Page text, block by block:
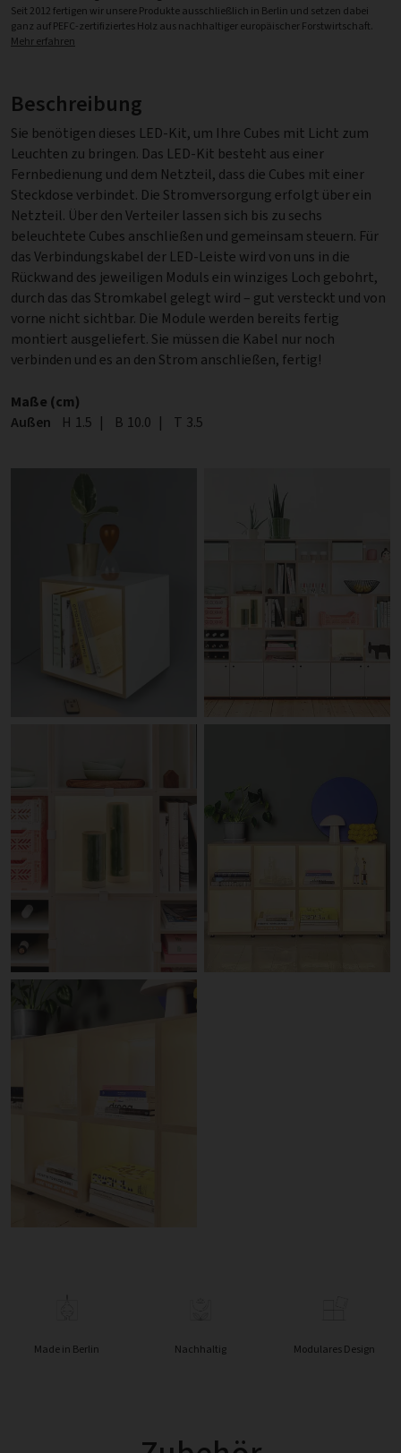
Seit 2012 fertigen wir unsere Produkte ausschließlich in Berlin und setzen dabei
ganz auf PEFC-zertifiziertes Holz aus nachhaltiger europäischer Forstwirtschaft.
Mehr erfahren
Beschreibung
Sie benötigen dieses LED-Kit, um Ihre Cubes mit Licht zum
Leuchten zu bringen. Das LED-Kit besteht aus einer
Fernbedienung und dem Netzteil, dass die Cubes mit einer
Steckdose verbindet. Die Stromversorgung erfolgt über ein
Netzteil. Über den Verteiler lassen sich bis zu sechs
beleuchtete Cubes anschließen und gemeinsam steuern. Für
das Verbindungskabel der LED-Leiste wird von uns in die
Rückwand des jeweiligen Moduls ein winziges Loch gebohrt,
durch das das Stromkabel gelegt wird – gut versteckt und von
vorne nicht sichtbar. Die Module werden bereits fertig
montiert ausgeliefert. Sie müssen die Kabel nur noch
verbinden und es an den Strom anschließen, fertig!
Maße (cm)
Außen
Höhe
H 1.5 | Breite
B 10.0 | Tiefe
T 3.5
Made in Berlin Nachhaltig Modulares Design